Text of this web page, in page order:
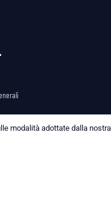
modalità adottate dalla